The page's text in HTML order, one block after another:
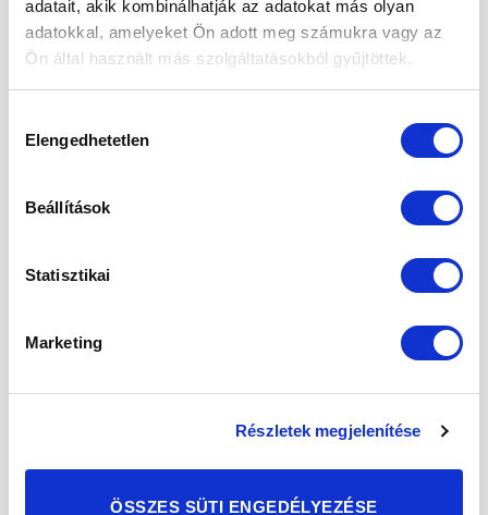
adatait, akik kombinálhatják az adatokat más olyan
adatokkal, amelyeket Ön adott meg számukra vagy az
Ön által használt más szolgáltatásokból gyűjtöttek.
kiválasztása
Elengedhetetlen
Beállítások
Statisztikai
Marketing
Részletek megjelenítése
ÖSSZES SÜTI ENGEDÉLYEZÉSE
A köménymag felhasználása
egész világon. Érdemes zsíros, sült és
egyes pékárukhoz adva, azokra szórva is
Összetevők